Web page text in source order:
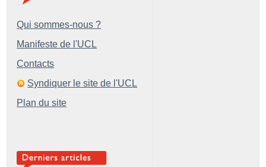
Qui sommes-nous ?
Manifeste de l'UCL
Contacts
Syndiquer le site de l'UCL
Plan du site